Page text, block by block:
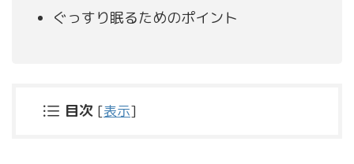
ぐっすり眠るためのポイント
目次 [表示]